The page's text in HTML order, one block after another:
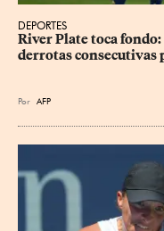
DEPORTES
River Plate toca
derrotas consecutivas
Por AFP